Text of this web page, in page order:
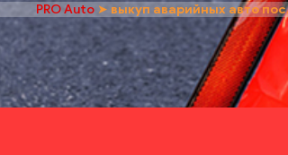
PRO Auto➤ выкуп аварийных авто